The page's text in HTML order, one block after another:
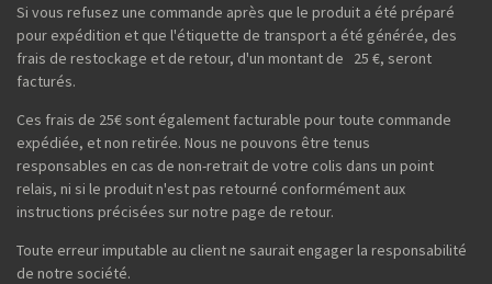
Si vous refusez une commande après que le produit a été préparé
pour expédition et que l'étiquette de transport a été générée, des
frais de restockage et de retour, d'un montant de 25 €, seront
facturés.
Ces frais de 25€ sont également facturable pour toute commande
expédiée, et non retirée. Nous ne pouvons être tenus
responsables en cas de non-retrait de votre colis dans un point
relais, ni si le produit n'est pas retourné conformément aux
instructions précisées sur notre page de retour.
Toute erreur imputable au client ne saurait engager la responsabilité
de notre société.